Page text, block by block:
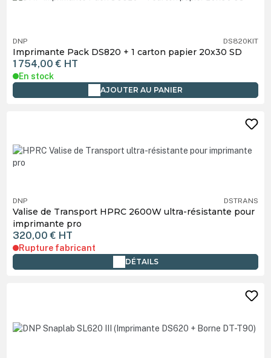
DNP DS820KIT
Imprimante Pack DS820 + 1 carton papier 20x30 SD
1 754,00 € HT
En stock
AJOUTER AU PANIER
DNP DSTRANS
Valise de Transport HPRC 2600W ultra-résistante pour
imprimante pro
320,00 € HT
Rupture fabricant
DÉTAILS